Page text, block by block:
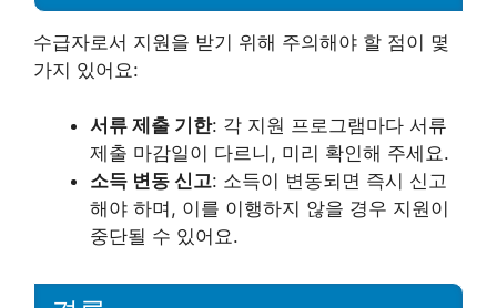
수급자로서 지원을 받기 위해 주의해야 할 점이 몇
가지 있어요:
서류 제출 기한: 각 지원 프로그램마다 서류
제출 마감일이 다르니, 미리 확인해 주세요.
소득 변동 신고: 소득이 변동되면 즉시 신고
해야 하며, 이를 이행하지 않을 경우 지원이
중단될 수 있어요.